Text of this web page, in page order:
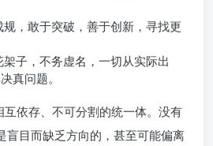
规，敢于突破，善于创新，寻找更
架子，不务虚名，一切从实际出
真问题。
互依存、不可分割的统一体。没有
盲目而缺乏方向的，甚至可能偏离